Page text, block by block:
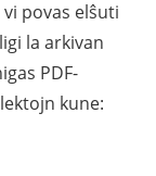
povas elŝuti
la arkivan
PDF-
kune: